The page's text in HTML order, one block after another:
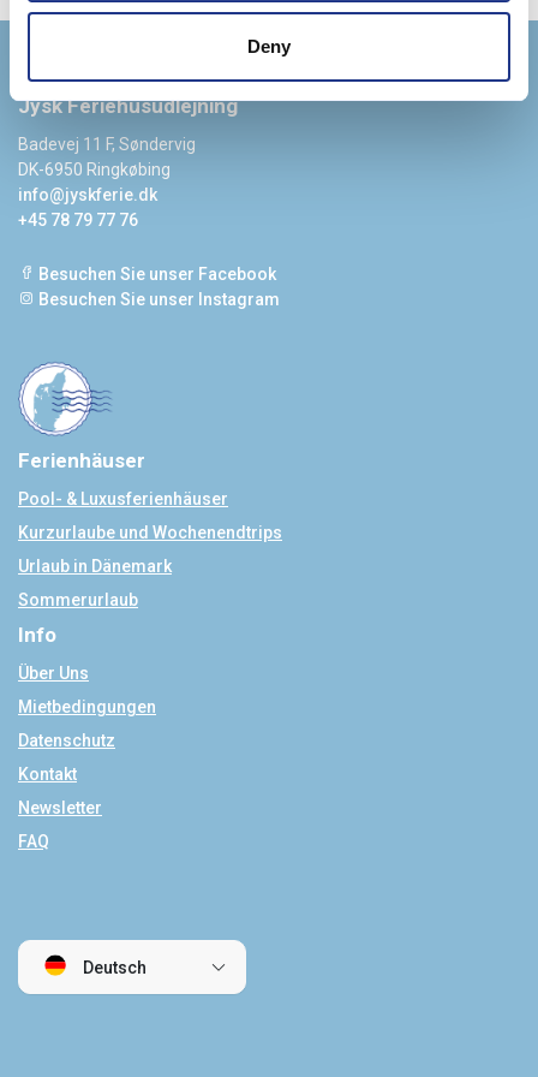
Deny
Jysk Feriehusudlejning
Badevej 11 F, Søndervig
DK-6950 Ringkøbing
info@jyskferie.dk
+45 78 79 77 76
Besuchen Sie unser Facebook
Besuchen Sie unser Instagram
Ferienhäuser
Pool- & Luxusferienhäuser
Kurzurlaube und Wochenendtrips
Urlaub in Dänemark
Sommerurlaub
Info
Über Uns
Mietbedingungen
Datenschutz
Kontakt
Newsletter
FAQ
Deutsch